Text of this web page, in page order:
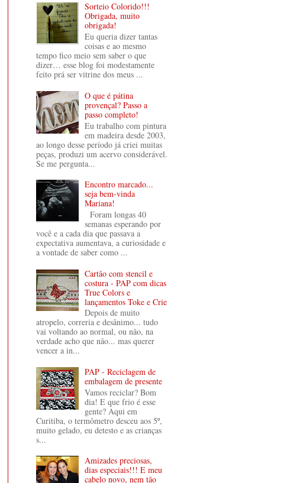
Sorteio Colorido!!!
Obrigada, muito
obrigada!
Eu queria dizer tantas
coisas e ao mesmo
tempo fico meio sem saber o que
dizer… esse blog foi modestamente
feito prá ser vitrine dos meus ...
O que é pátina
provençal? Passo a
passo completo!
Eu trabalho com pintura
em madeira desde 2003,
ao longo desse período já criei muitas
peças, produzi um acervo considerável.
Se me pergunta...
Encontro marcado...
seja bem-vinda
Mariana!
Foram longas 40
semanas esperando por
você e a cada dia que passava a
expectativa aumentava, a curiosidade e
a vontade de saber como ...
Cartão com stencil e
costura - PAP com dicas
True Colors e
lançamentos Toke e Crie
Depois de muito
atropelo, correria e desânimo... tudo
vai voltando ao normal, ou não, na
verdade acho que não... mas querer
vencer a in...
PAP - Reciclagem de
embalagem de presente
Vamos reciclar? Bom
dia! E que frio é esse
gente? Aqui em
Curitiba, o termômetro desceu aos 5º,
muito gelado, eu detesto e as crianças
s...
Amizades preciosas,
dias especiais!!! E meu
cabelo novo, nem tão